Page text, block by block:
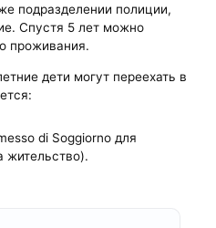
подразделении полиции,
Спустя 5 лет можно
проживания.
дети могут переехать в
di Soggiorno для
жительство).